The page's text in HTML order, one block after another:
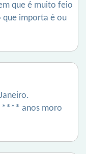
que é muito feio
que importa é ou
**** anos moro